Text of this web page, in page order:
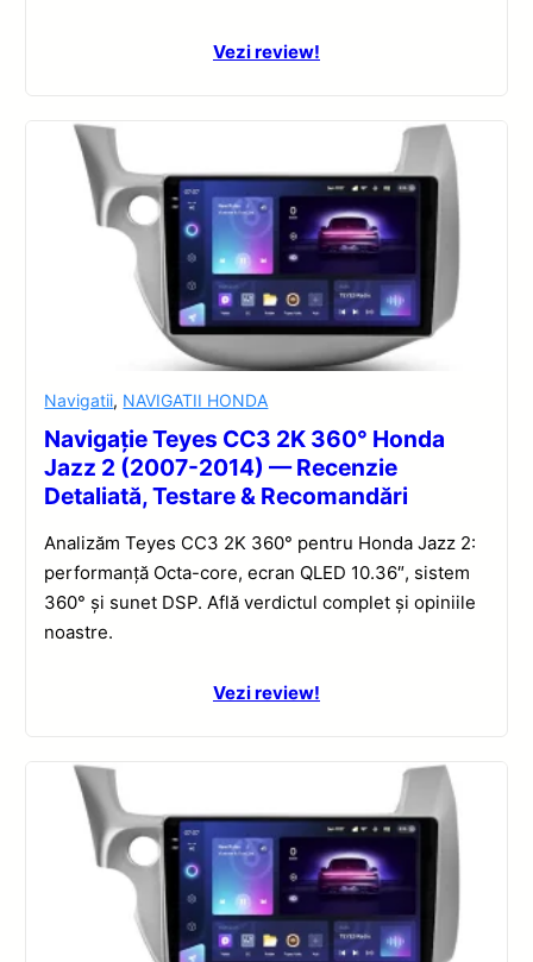
Vezi review!
Navigatii, NAVIGATII HONDA
Navigație Teyes CC3 2K 360° Honda
Jazz 2 (2007-2014) — Recenzie
Detaliată, Testare & Recomandări
Analizăm Teyes CC3 2K 360° pentru Honda Jazz 2:
performanță Octa-core, ecran QLED 10.36″, sistem
360° și sunet DSP. Află verdictul complet și opiniile
noastre.
Vezi review!